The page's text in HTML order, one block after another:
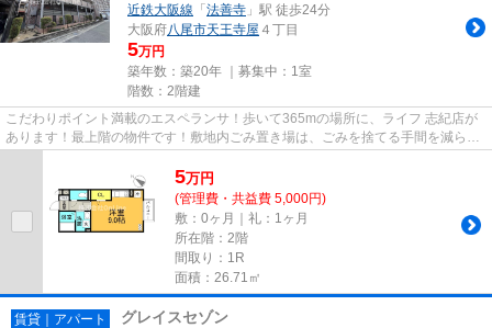
近鉄大阪線 「法善寺 」駅 徒歩24分
大阪府八尾市天王寺屋 ４丁目
5万円
築年数：築20年 ｜募集中： 1室
階数：2階建
こだわりポイント満載のエスペランサ！歩いて365mの場所に、ライフ 志紀店が
あります！最上階の物件です！敷地内ごみ置き場は、ごみを捨てる手間を減らし
てくれます！当社スタッフが地...
5万円
(管理費・共益費 5,000円)
敷：0ヶ月｜礼：1ヶ月
所在階：2階
間取り：1R
面積：26.71㎡
賃貸｜アパート グレイスセゾン